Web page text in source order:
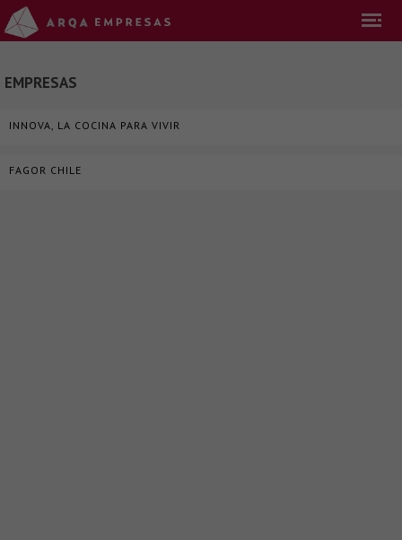
EMPRESAS
INNOVA, LA COCINA PARA VIVIR
FAGOR CHILE